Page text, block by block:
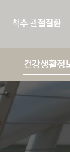
척추·관절질환
건강생활정